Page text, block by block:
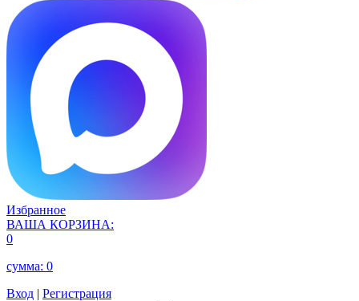
Избранное
ВАША КОРЗИНА:
0
сумма: 0
Вход | Регистрация